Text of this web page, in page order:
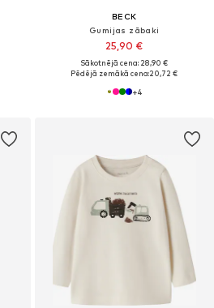
BECK
Gumijas zābaki
25,90 €
Sākotnējā cena: 28,90 €
Pēdējā zemākā cena:20,72 €
+4